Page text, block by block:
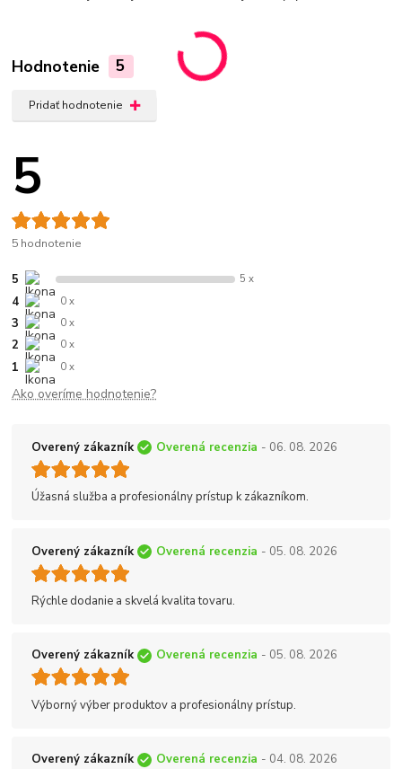
Hodnotenie 5
Pridať hodnotenie
5
5 hodnotenie
5 5 x
4 0 x
3 0 x
2 0 x
1 0 x
Ako overíme hodnotenie?
Overený zákazník Overená recenzia - 06. 08. 2026
Úžasná služba a profesionálny prístup k zákazníkom.
Overený zákazník Overená recenzia - 05. 08. 2026
Rýchle dodanie a skvelá kvalita tovaru.
Overený zákazník Overená recenzia - 05. 08. 2026
Výborný výber produktov a profesionálny prístup.
Overený zákazník Overená recenzia - 04. 08. 2026